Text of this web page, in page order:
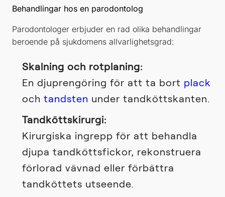
Behandlingar hos en parodontolog
Parodontologer erbjuder en rad olika behandlingar
beroende på sjukdomens allvarlighetsgrad:
Skalning och rotplaning:
En djuprengöring för att ta bort plack
och tandsten under tandköttskanten.
Tandköttskirurgi:
Kirurgiska ingrepp för att behandla
djupa tandköttsfickor, rekonstruera
förlorad vävnad eller förbättra
tandköttets utseende.